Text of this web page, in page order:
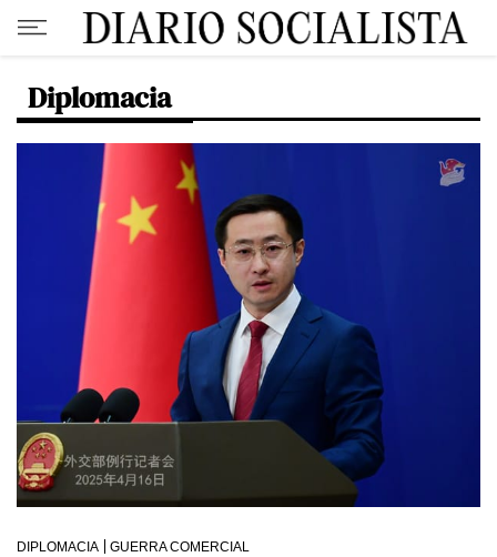
Diplomacia
DIPLOMACIA GUERRA COMERCIAL